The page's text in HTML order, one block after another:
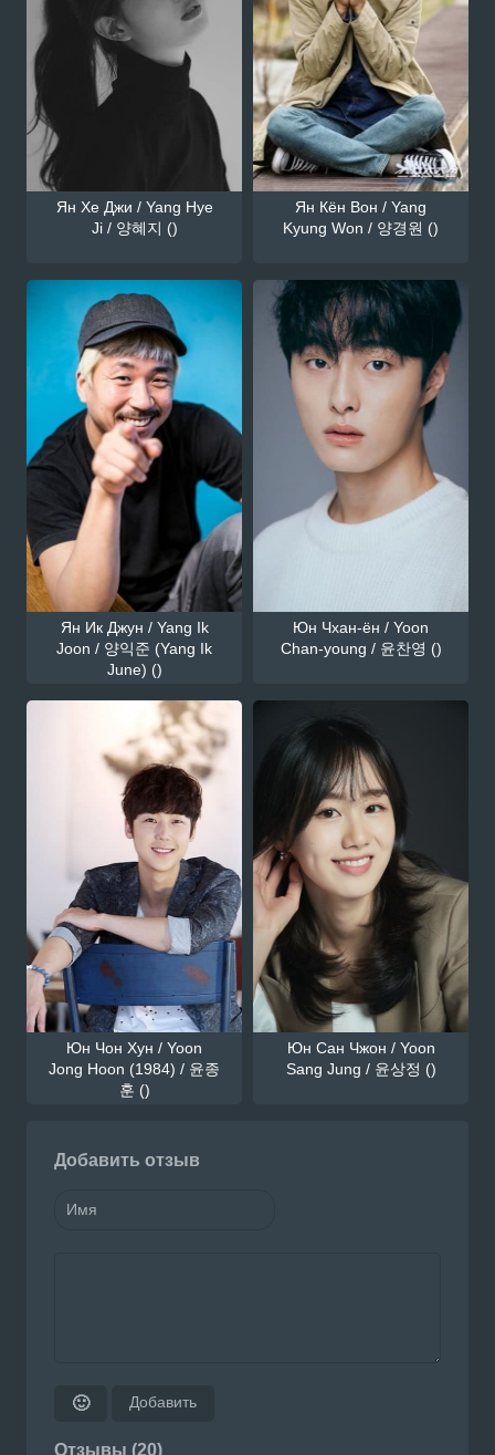
Ян Хе Джи / Yang Hye
Ji / 양혜지 ()
Ян Кён Вон / Yang
Kyung Won / 양경원 ()
Ян Ик Джун / Yang Ik
Joon / 양익준 (Yang Ik
June) ()
Юн Чхан-ён / Yoon
Chan-young / 윤찬영 ()
Юн Чон Хун / Yoon
Jong Hoon (1984) / 윤종
훈 ()
Юн Сан Чжон / Yoon
Sang Jung / 윤상정 ()
Добавить отзыв
🙂 Добавить
Отзывы (20)